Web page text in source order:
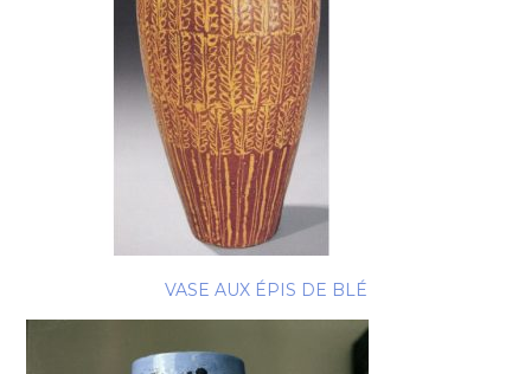
VASE AUX ÉPIS DE BLÉ